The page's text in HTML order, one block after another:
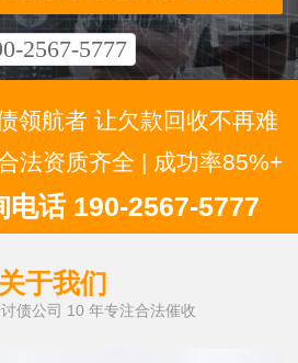
2567-5777
领航者 让欠款回收不再难
法资质齐全 | 成功率85%+
电话 190-2567-5777
关于我们
债公司 10 年专注合法催收